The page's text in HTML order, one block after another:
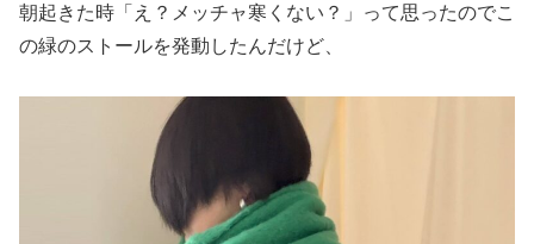
朝起きた時「え？メッチャ寒くない？」って思ったのでこ
の緑のストールを発動したんだけど、